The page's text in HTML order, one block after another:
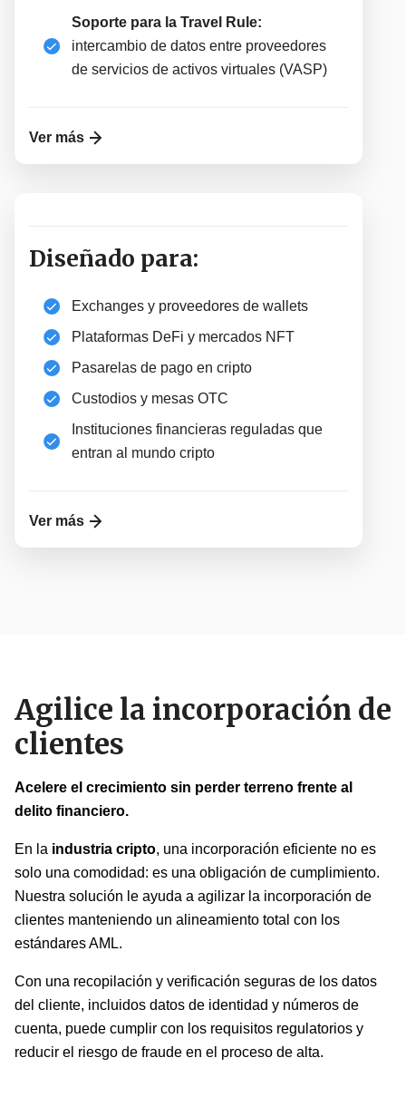
Soporte para la Travel Rule:
intercambio de datos entre proveedores
de servicios de activos virtuales (VASP)
Ver más
Diseñado para:
Exchanges y proveedores de wallets
Plataformas DeFi y mercados NFT
Pasarelas de pago en cripto
Custodios y mesas OTC
Instituciones financieras reguladas que
entran al mundo cripto
Ver más
Agilice la incorporación de
clientes
Acelere el crecimiento sin perder terreno frente al
delito financiero.
En la industria cripto, una incorporación eficiente no es
solo una comodidad: es una obligación de cumplimiento.
Nuestra solución le ayuda a agilizar la incorporación de
clientes manteniendo un alineamiento total con los
estándares AML.
Con una recopilación y verificación seguras de los datos
del cliente, incluidos datos de identidad y números de
cuenta, puede cumplir con los requisitos regulatorios y
reducir el riesgo de fraude en el proceso de alta.